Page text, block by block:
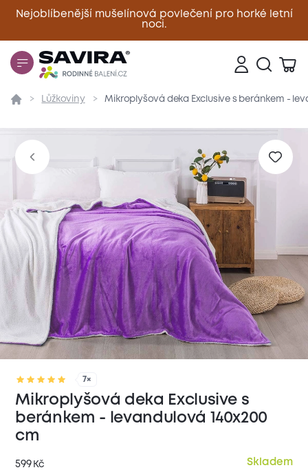
Nejoblíbenější mušelínová povlečení pro horké letní
noci.
Zavřít
Přehled Parametry Popis produktu Materiál
Lůžkoviny Mikroplyšová deka Exclusive s beránkem -
7×
Mikroplyšová deka Exclusive s
beránkem - levandulová 140x200
cm
599 Kč Skladem